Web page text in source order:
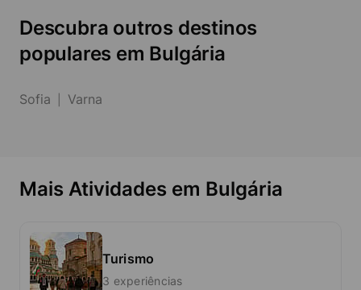
Descubra outros destinos
populares em Bulgária
Sofia Varna
Mais Atividades em Bulgária
Turismo
3 experiências